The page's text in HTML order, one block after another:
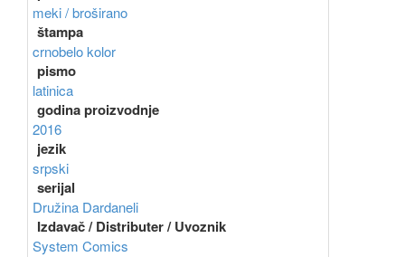
meki / broširano
štampa
crnobelokolor
pismo
latinica
godina proizvodnje
2016
jezik
srpski
serijal
Družina Dardaneli
Izdavač / Distributer / Uvoznik
System Comics